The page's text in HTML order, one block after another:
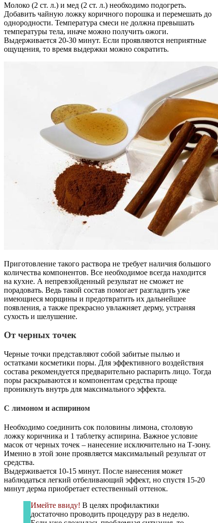
Молоко (2 ст. л.) и мед (2 ст. л.) необходимо подогреть.
Добавить чайную ложку коричного порошка и перемешать до
однородности. Температура смеси не должна превышать
температуры тела, иначе можно получить ожоги.
Выдерживается 20-30 минут. Если проявляются неприятные
ощущения, то время выдержки можно сократить.
Приготовление такого раствора не требует наличия большого
количества компонентов. Все необходимое всегда находится
на кухне. А непревзойденный результат не сможет не
порадовать. Ведь такой состав помогает разгладить уже
имеющиеся морщины и предотвратить их дальнейшее
появления, а также прекрасно увлажняет дерму, устраняя
сухость и шелушение.
От черных точек
Черные точки представляют собой забитые пылью и
остатками косметики поры. Для эффективного воздействия
состава рекомендуется предварительно распарить лицо. Тогда
поры раскрываются и компонентам средства проще
проникнуть внутрь для максимального эффекта.
С лимоном и аспирином
Необходимо соединить сок половины лимона, столовую
ложку коричника и 1 таблетку аспирина. Важное условие
масок от черных точек – нанесение исключительно на Т-зону.
Именно в этой зоне проявляется максимальный результат от
средства.
Выдерживается 10-15 минут. После нанесения может
наблюдаться легкий отбеливающий эффект, но спустя 15-20
минут дерма приобретает естественный оттенок.
Имейте ввиду! В целях профилактики
достаточно проводить процедуру раз в неделю.